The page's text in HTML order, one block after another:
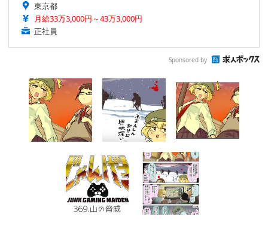
東京都
月給33万3,000円～43万3,000円
正社員
Sponsored by